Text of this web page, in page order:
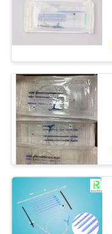
набор